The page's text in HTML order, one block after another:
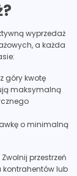
wyprzedaż
a każda
góry kwotę
maksymalną
o minimalną
przestrzeń
kontrahentów lub